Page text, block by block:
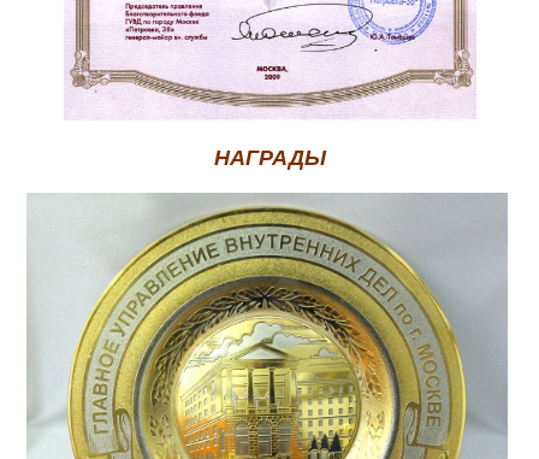
НАГРАДЫ